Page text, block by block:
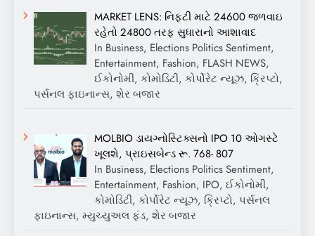
MARKET LENS: નિફ્ટી માટે 24600 જળવાઇ
રહેતો 24800 તરફ સુધારાનો આશાવાદ
In Business, Elections Politics Sentiment,
Entertainment, Fashion, FLASH NEWS,
ઈકોનોમી, કોમોડિટી, કોર્પોરેટ ન્યૂઝ, ક્રિપ્ટો,
પર્સનલ ફાઇનાન્સ, શેર બજાર
MOLBIO ડાયગ્નોસ્ટિક્સનો IPO 10 ઓગસ્ટે
ખૂલશે, પ્રાઇસબેન્ડ રૂ. 768- 807
In Business, Elections Politics Sentiment,
Entertainment, Fashion, IPO, ઈકોનોમી,
કોમોડિટી, કોર્પોરેટ ન્યૂઝ, ક્રિપ્ટો, પર્સનલ
ફાઇનાન્સ, મ્યુચ્યુઅલ ફંડ, શેર બજાર